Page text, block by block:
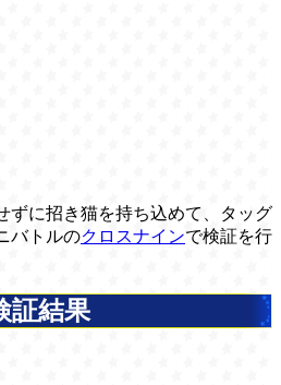
ずに招き猫を持ち込めて、タッグ
バトルのクロスナインで検証を行
証結果